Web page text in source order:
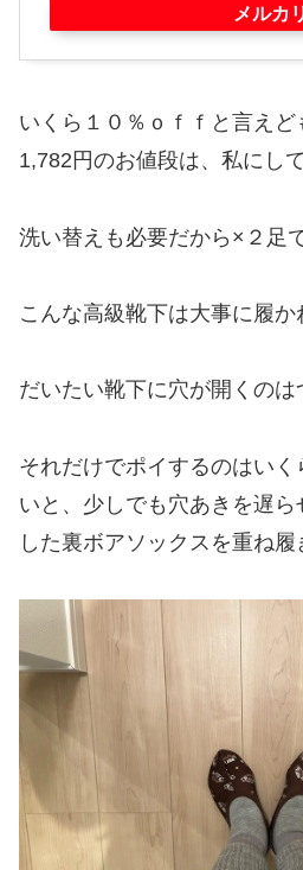
メルカ
いくら１０％ｏｆｆと言え
1,782円のお値段は、私にし
洗い替えも必要だから×２足
こんな高級靴下は大事に履か
だいたい靴下に穴が開くのは
それだけでポイするのはい
いと、少しでも穴あきを遅ら
した裏ボアソックスを重ね履